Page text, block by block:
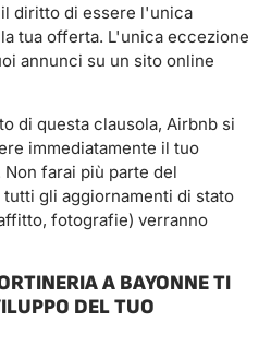
diritto di essere l'unica
tua offerta. L'unica eccezione
annunci su un sito online
di questa clausola, Airbnb si
immediatamente il tuo
farai più parte del
gli aggiornamenti di stato
fotografie) verranno
A BAYONNE TI
DEL TUO